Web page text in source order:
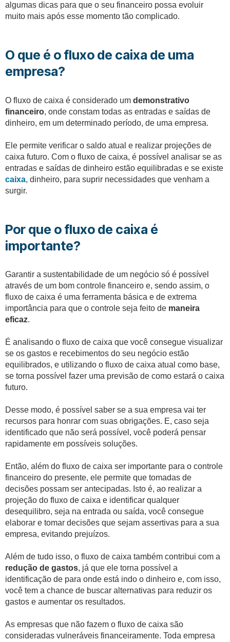
algumas dicas para que o seu financeiro possa evoluir
muito mais após esse momento tão complicado.
O que é o fluxo de caixa de uma
empresa?
O fluxo de caixa é considerado um demonstrativo
financeiro, onde constam todas as entradas e saídas de
dinheiro, em um determinado período, de uma empresa.
Ele permite verificar o saldo atual e realizar projeções de
caixa futuro. Com o fluxo de caixa, é possível analisar se as
entradas e saídas de dinheiro estão equilibradas e se existe
caixa, dinheiro, para suprir necessidades que venham a
surgir.
Por que o fluxo de caixa é
importante?
Garantir a sustentabilidade de um negócio só é possível
através de um bom controle financeiro e, sendo assim, o
fluxo de caixa é uma ferramenta básica e de extrema
importância para que o controle seja feito de maneira
eficaz.
É analisando o fluxo de caixa que você consegue visualizar
se os gastos e recebimentos do seu negócio estão
equilibrados, e utilizando o fluxo de caixa atual como base,
se torna possível fazer uma previsão de como estará o caixa
futuro.
Desse modo, é possível saber se a sua empresa vai ter
recursos para honrar com suas obrigações. E, caso seja
identificado que não será possível, você poderá pensar
rapidamente em possíveis soluções.
Então, além do fluxo de caixa ser importante para o controle
financeiro do presente, ele permite que tomadas de
decisões possam ser antecipadas. Isto é, ao realizar a
projeção do fluxo de caixa e identificar qualquer
desequilibro, seja na entrada ou saída, você consegue
elaborar e tomar decisões que sejam assertivas para a sua
empresa, evitando prejuízos.
Além de tudo isso, o fluxo de caixa também contribui com a
redução de gastos, já que ele torna possível a
identificação de para onde está indo o dinheiro e, com isso,
você tem a chance de buscar alternativas para reduzir os
gastos e aumentar os resultados.
As empresas que não fazem o fluxo de caixa são
consideradas vulneráveis financeiramente. Toda empresa